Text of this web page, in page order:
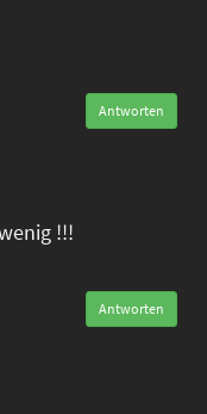
Antworten
!!!
Antworten